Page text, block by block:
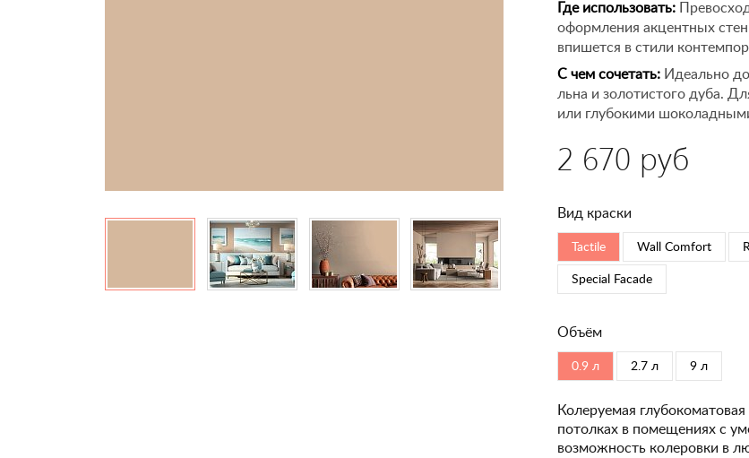
Где использовать:
оформления акцентных
впишется в стили
С чем сочетать: Идеально
льна и золотистого дуба.
или глубокими
2 670 руб
Вид краски
Tactile Wall Comfort
Special Faсade
Объём
0.9 л 2.7 л 9 л
Колеруемая
потолках в помещениях с
возможность колеровки в